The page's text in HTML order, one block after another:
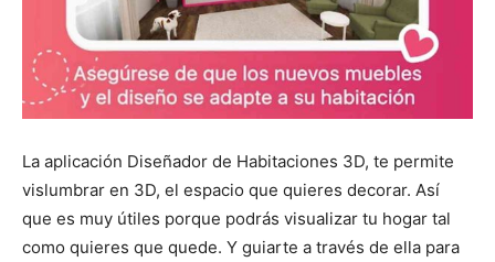
La aplicación Diseñador de Habitaciones 3D, te permite
vislumbrar en 3D, el espacio que quieres decorar. Así
que es muy útiles porque podrás visualizar tu hogar tal
como quieres que quede. Y guiarte a través de ella para